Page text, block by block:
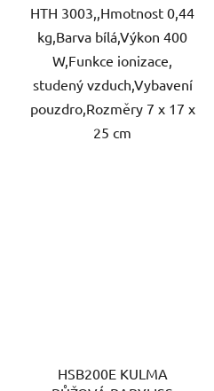
HTH 3003,,Hmotnost 0,44
kg,Barva bílá,Výkon 400
W,Funkce ionizace,
studený vzduch,Vybavení
pouzdro,Rozměry 7 x 17 x
25 cm
HSB200E KULMA